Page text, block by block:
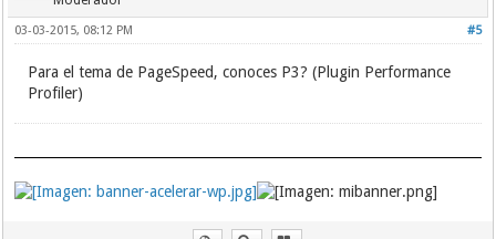
#5
03-03-2015, 08:12 PM
Para el tema de PageSpeed, conoces P3? (Plugin Performance
Profiler)